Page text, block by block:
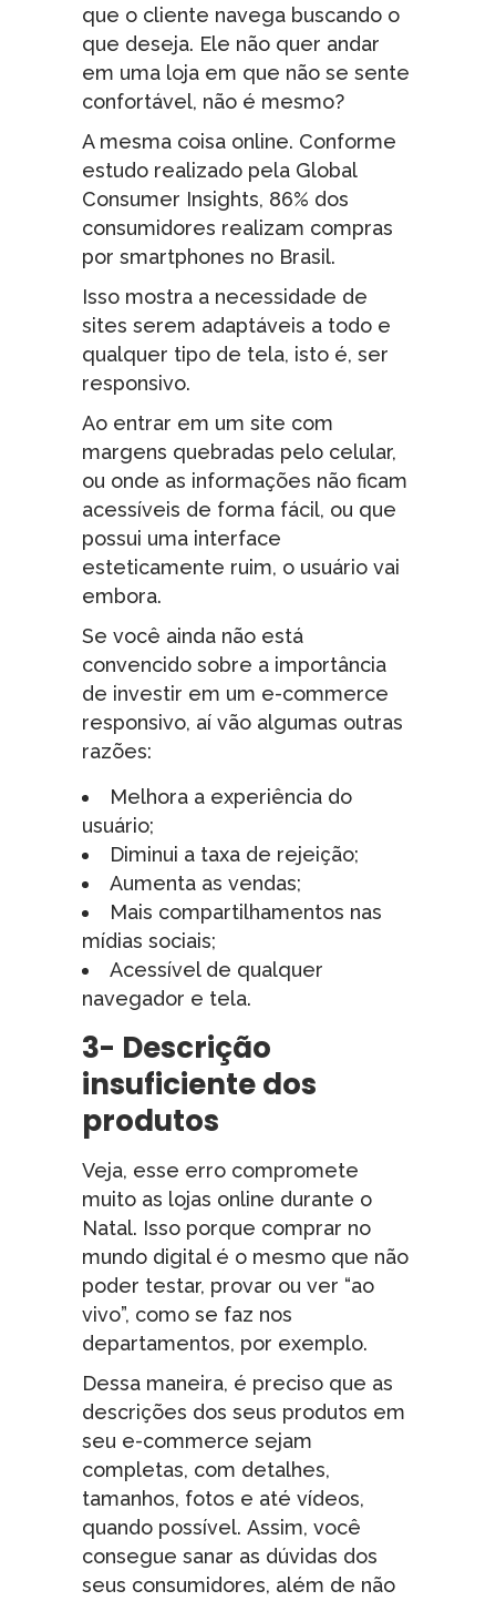
que o cliente navega buscando o
que deseja. Ele não quer andar
em uma loja em que não se sente
confortável, não é mesmo?
A mesma coisa online. Conforme
estudo realizado pela Global
Consumer Insights, 86% dos
consumidores realizam compras
por smartphones no Brasil.
Isso mostra a necessidade de
sites serem adaptáveis a todo e
qualquer tipo de tela, isto é, ser
responsivo.
Ao entrar em um site com
margens quebradas pelo celular,
ou onde as informações não ficam
acessíveis de forma fácil, ou que
possui uma interface
esteticamente ruim, o usuário vai
embora.
Se você ainda não está
convencido sobre a importância
de investir em um e-commerce
responsivo, aí vão algumas outras
razões:
Melhora a experiência do
usuário;
Diminui a taxa de rejeição;
Aumenta as vendas;
Mais compartilhamentos nas
mídias sociais;
Acessível de qualquer
navegador e tela.
3- Descrição
insuficiente dos
produtos
Veja, esse erro compromete
muito as lojas online durante o
Natal. Isso porque comprar no
mundo digital é o mesmo que não
poder testar, provar ou ver “ao
vivo”, como se faz nos
departamentos, por exemplo.
Dessa maneira, é preciso que as
descrições dos seus produtos em
seu e-commerce sejam
completas, com detalhes,
tamanhos, fotos e até vídeos,
quando possível. Assim, você
consegue sanar as dúvidas dos
seus consumidores, além de não